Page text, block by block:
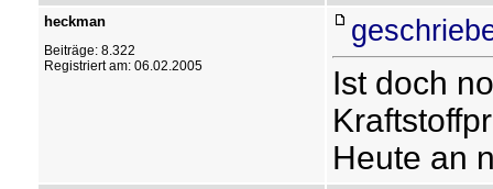
heckman
Beiträge: 8.322
Registriert am: 06.02.2005
Ist doch
Heute an